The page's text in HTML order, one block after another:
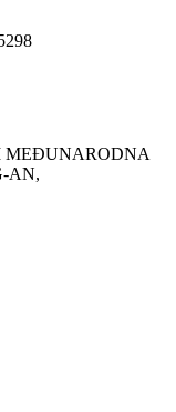
MEĐUNARODNA
AN,